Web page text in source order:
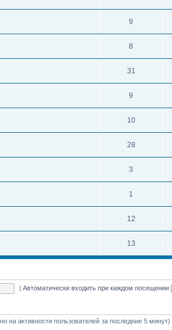
9
8
31
9
10
28
3
1
12
13
|Автоматически входить при каждом посещении
на активности пользователей за последние 5 минут)